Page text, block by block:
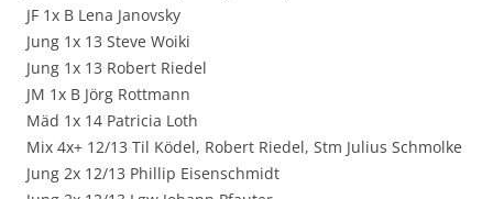
JF 1x B Lena Janovsky
Jung 1x 13 Steve Woiki
Jung 1x 13 Robert Riedel
JM 1x B Jörg Rottmann
Mäd 1x 14 Patricia Loth
Mix 4x+ 12/13 Til Ködel, Robert Riedel, Stm Julius Schmolke
Jung 2x 12/13 Phillip Eisenschmidt